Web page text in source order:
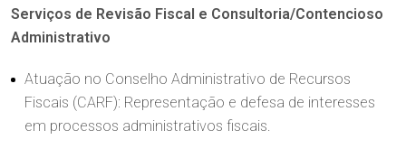
Serviços de Revisão Fiscal e Consultoria/Contencioso
Administrativo
Atuação no Conselho Administrativo de Recursos
Fiscais (CARF): Representação e defesa de interesses
em processos administrativos fiscais.